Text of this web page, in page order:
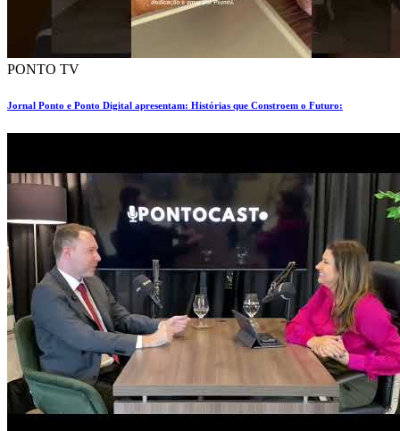
PONTO TV
Jornal Ponto e Ponto Digital apresentam: Histórias que Constroem o Futuro: